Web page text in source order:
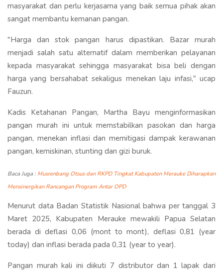
masyarakat dan perlu kerjasama yang baik semua pihak akan
sangat membantu kemanan pangan.
"Harga dan stok pangan harus dipastikan. Bazar murah
menjadi salah satu alternatif dalam memberikan pelayanan
kepada masyarakat sehingga masyarakat bisa beli dengan
harga yang bersahabat sekaligus menekan laju infasi," ucap
Fauzun.
Kadis Ketahanan Pangan, Martha Bayu menginformasikan
pangan murah ini untuk memstabilkan pasokan dan harga
pangan, menekan inflasi dan memitigasi dampak kerawanan
pangan, kemiskinan, stunting dan gizi buruk.
Baca Juga : Musrenbang Otsus dan RKPD Tingkat Kabupaten Merauke Diharapkan
Mensinergikan Rancangan Program Antar OPD
Menurut data Badan Statistik Nasional bahwa per tanggal 3
Maret 2025, Kabupaten Merauke mewakili Papua Selatan
berada di deflasi 0,06 (mont to mont), deflasi 0,81 (year
today) dan inflasi berada pada 0,31 (year to year).
Pangan murah kali ini diikuti 7 distributor dan 1 lapak dari